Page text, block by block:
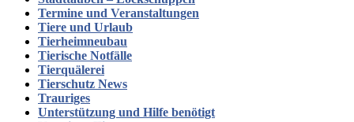
Termine und Veranstaltungen
Tiere und Urlaub
Tierheimneubau
Tierische Notfälle
Tierquälerei
Tierschutz News
Trauriges
Unterstützung und Hilfe benötigt